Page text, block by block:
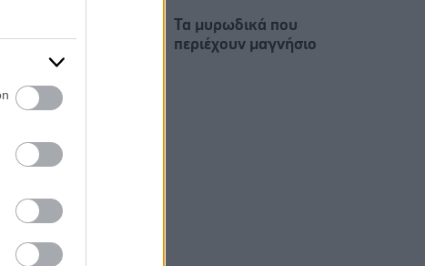
Τα μυρωδικά που
περιέχουν μαγνήσιο